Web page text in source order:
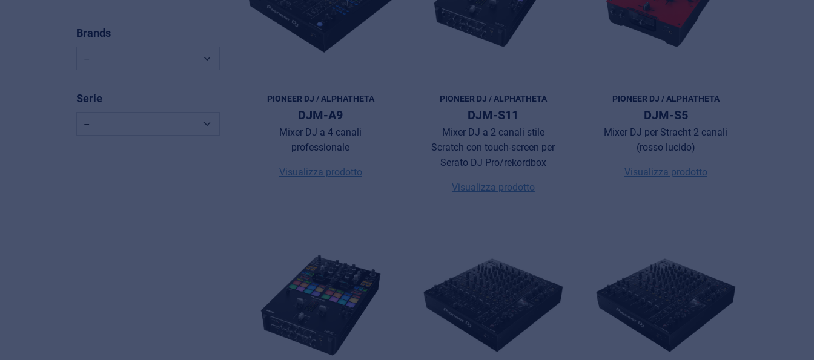
Brands
Serie PIONEER DJ / ALPHATHETA
DJM-A9
Mixer DJ a 4 canali
professionale
Visualizza prodotto
PIONEER DJ / ALPHATHETA
DJM-S11
Mixer DJ a 2 canali stile
Scratch con touch-screen per
Serato DJ Pro/rekordbox
Visualizza prodotto
PIONEER DJ / ALPHATHETA
DJM-S5
Mixer DJ per Stracht 2 canali
(rosso lucido)
Visualizza prodotto